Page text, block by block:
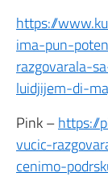
https://
ima-pun-
razgovarala-
luidjijem-di-
Pink –https://
vucic-
cenimo-